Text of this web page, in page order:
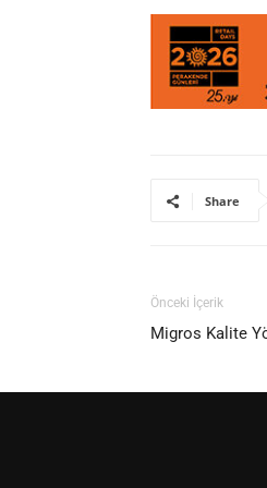
Share
Önceki İçerik
Migros Kalite